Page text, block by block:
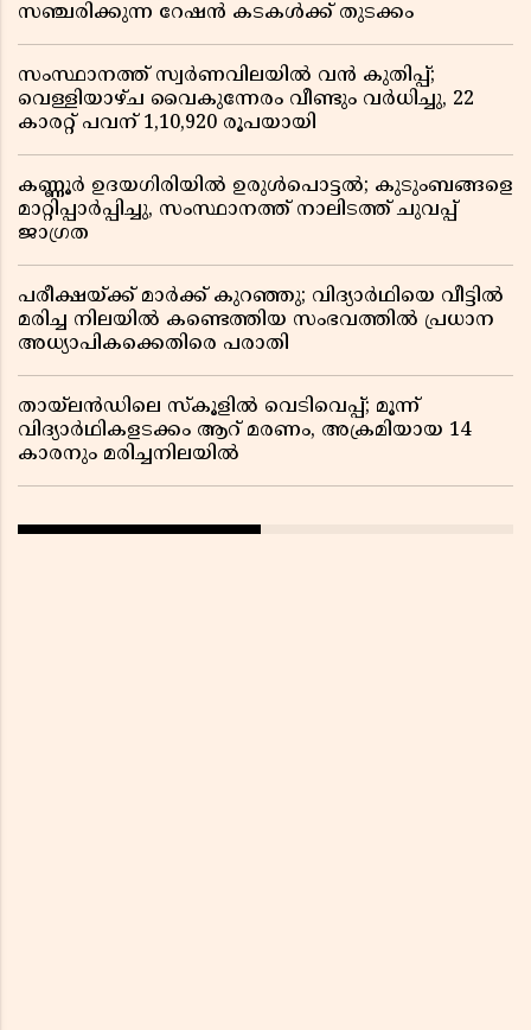
സഞ്ചരിക്കുന്ന റേഷൻ കടകൾക്ക് തുടക്കം
സംസ്ഥാനത്ത് സ്വർണവിലയിൽ വൻ കുതിപ്പ്;
വെള്ളിയാഴ്ച വൈകുന്നേരം വീണ്ടും വർധിച്ചു, 22
കാരറ്റ് പവന് 1,10,920 രൂപയായി
കണ്ണൂർ ഉദയഗിരിയിൽ ഉരുൾപൊട്ടൽ; കുടുംബങ്ങളെ
മാറ്റിപ്പാർപ്പിച്ചു, സംസ്ഥാനത്ത് നാലിടത്ത് ചുവപ്പ്
ജാഗ്രത
പരീക്ഷയ്ക്ക് മാർക്ക് കുറഞ്ഞു; വിദ്യാർഥിയെ വീട്ടിൽ
മരിച്ച നിലയിൽ കണ്ടെത്തിയ സംഭവത്തിൽ പ്രധാന
അധ്യാപികക്കെതിരെ പരാതി
തായ്‌ലൻഡിലെ സ്‌കൂളിൽ വെടിവെപ്പ്; മൂന്ന്
വിദ്യാർഥികളടക്കം ആറ് മരണം, അക്രമിയായ 14
കാരനും മരിച്ചനിലയിൽ